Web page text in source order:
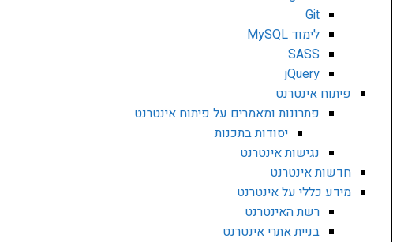
Git
לימוד MySQL
SASS
jQuery
פיתוח אינטרנט
פתרונות ומאמרים על פיתוח אינטרנט
יסודות בתכנות
נגישות אינטרנט
חדשות אינטרנט
מידע כללי על אינטרנט
רשת האינטרנט
בניית אתרי אינטרנט